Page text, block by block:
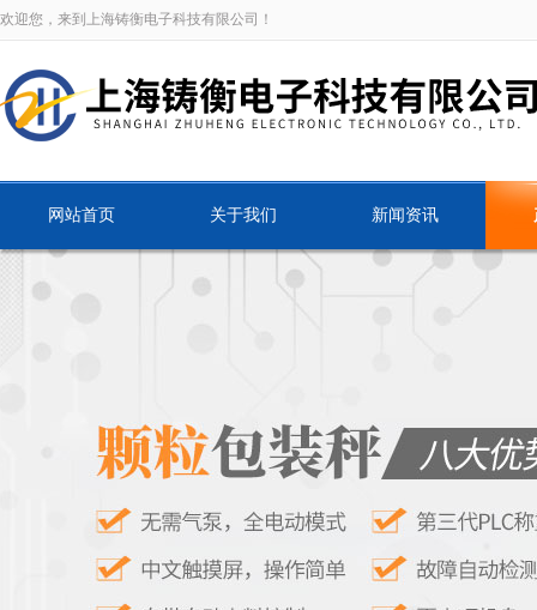
欢迎您，来到上海铸衡电子科技有限公司！
网站首页 关于我们 新闻资讯